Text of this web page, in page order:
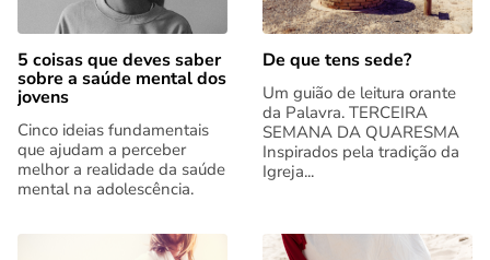
5 coisas que deves saber
sobre a saúde mental dos
jovens
Cinco ideias fundamentais
que ajudam a perceber
melhor a realidade da saúde
mental na adolescência.
De que tens sede?
Um guião de leitura orante
da Palavra. TERCEIRA
SEMANA DA QUARESMA
Inspirados pela tradição da
Igreja...